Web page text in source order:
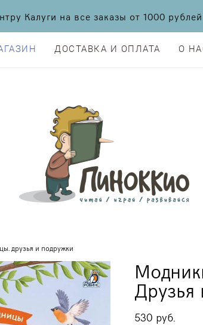
Калуги на все заказы от 1000
ДОСТАВКА И ОПЛАТА О
ДОСТАВКА И ОПЛАТА О НАС
друзья и подружки
Друзья
530 pуб.